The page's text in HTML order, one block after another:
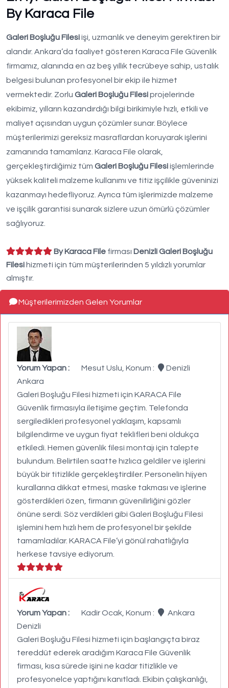
By Karaca File
Galeri Boşluğu Filesiişi, uzmanlık ve deneyim gerektiren bir
alandır. Ankara’da faaliyet gösteren Karaca File Güvenlik
firmamız, alanında en az beş yıllık tecrübeye sahip, ustalık
belgesi bulunan profesyonel bir ekip ile hizmet
vermektedir. Zorlu Galeri Boşluğu Filesiprojelerinde
ekibimiz, yılların kazandırdığı bilgi birikimiyle hızlı, etkili ve
maliyet açısından uygun çözümler sunar. Böylece
müşterilerimizi gereksiz masraflardan koruyarak işlerini
zamanında tamamlarız. Karaca File olarak,
gerçekleştirdiğimiz tüm Galeri Boşluğu Filesiişlemlerinde
yüksek kaliteli malzeme kullanımı ve titiz işçilikle güveninizi
kazanmayı hedefliyoruz. Ayrıca tüm işlerimizde malzeme
ve işçilik garantisi sunarak sizlere uzun ömürlü çözümler
sağlıyoruz.
By Karaca File firması Denizli Galeri Boşluğu
Filesi hizmeti için tüm müşterilerinden 5 yıldızlı yorumlar
almıştır.
Müşterilerimizden Gelen Yorumlar
Yorum Yapan : Mesut Uslu, Konum :
Denizli
Ankara
Galeri Boşluğu Filesi hizmeti için KARACA File
Güvenlik firmasıyla iletişime geçtim. Telefonda
sergiledikleri profesyonel yaklaşım, kapsamlı
bilgilendirme ve uygun fiyat teklifleri beni oldukça
etkiledi. Hemen güvenlik filesi montajı için talepte
bulundum. Belirtilen saatte hızlıca geldiler ve işlerini
büyük bir titizlikle gerçekleştirdiler. Personelin hijyen
kurallarına dikkat etmesi, maske takması ve işlerine
gösterdikleri özen, firmanın güvenilirliğini gözler
önüne serdi. Söz verdikleri gibi Galeri Boşluğu Filesi
işlemini hem hızlı hem de profesyonel bir şekilde
tamamladılar. KARACA File’yi gönül rahatlığıyla
herkese tavsiye ediyorum.
Yorum Yapan : Kadir Ocak, Konum :
Ankara
Denizli
Galeri Boşluğu Filesi hizmeti için başlangıçta biraz
tereddüt ederek aradığım Karaca File Güvenlik
firması, kısa sürede işini ne kadar titizlikle ve
profesyonelce yaptığını kanıtladı. Ekibin çalışkanlığı,